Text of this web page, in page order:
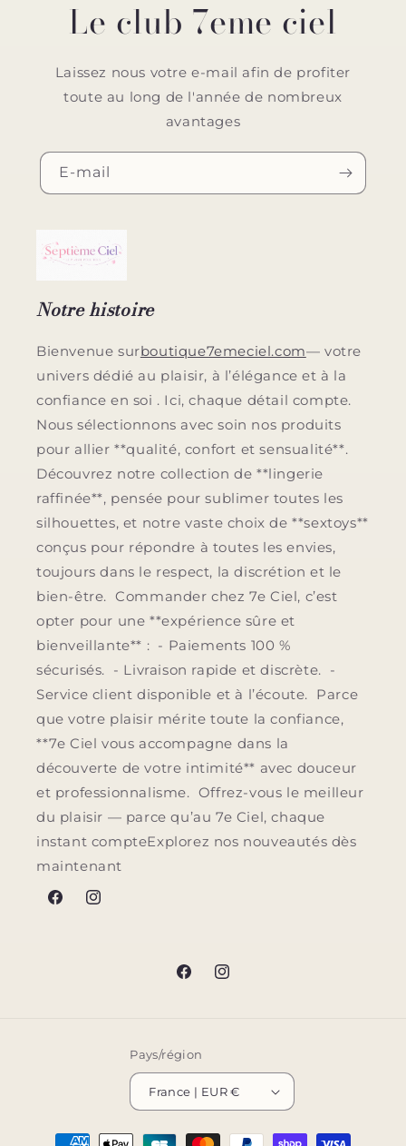
Le club 7eme ciel
Laissez nous votre e-mail afin de profiter
toute au long de l'année de nombreux
avantages
E-mail
Notre histoire
Bienvenue surboutique7emeciel.com— votre
univers dédié au plaisir, à l’élégance et à la
confiance en soi . Ici, chaque détail compte.
Nous sélectionnons avec soin nos produits
pour allier **qualité, confort et sensualité**.
Découvrez notre collection de **lingerie
raffinée**, pensée pour sublimer toutes les
silhouettes, et notre vaste choix de **sextoys**
conçus pour répondre à toutes les envies,
toujours dans le respect, la discrétion et le
bien-être. Commander chez 7e Ciel, c’est
opter pour une **expérience sûre et
bienveillante** : - Paiements 100 %
sécurisés. - Livraison rapide et discrète. -
Service client disponible et à l’écoute. Parce
que votre plaisir mérite toute la confiance,
**7e Ciel vous accompagne dans la
découverte de votre intimité** avec douceur
et professionnalisme. Offrez-vous le meilleur
du plaisir — parce qu’au 7e Ciel, chaque
instant compteExplorez nos nouveautés dès
maintenant
FacebookInstagram
FacebookInstagram
Pays/région
France | EUR €
Moyens